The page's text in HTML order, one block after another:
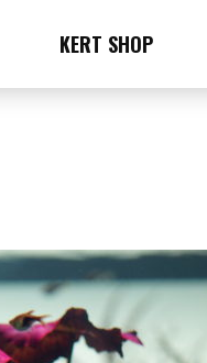
KERT SHOP